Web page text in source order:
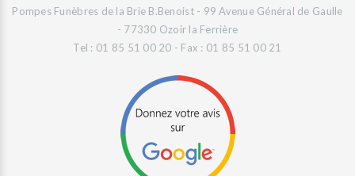
Pompes Funèbres de la Brie B.Benoist - 99 Avenue Général de Gaulle
- 77330 Ozoir la Ferrière
Tel : 01 85 51 00 20 - Fax : 01 85 51 00 21